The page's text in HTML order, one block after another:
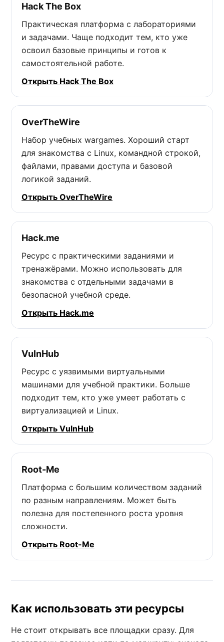
Hack The Box
Практическая платформа с лабораториями
и задачами. Чаще подходит тем, кто уже
освоил базовые принципы и готов к
самостоятельной работе.
Открыть Hack The Box
OverTheWire
Набор учебных wargames. Хороший старт
для знакомства с Linux, командной строкой,
файлами, правами доступа и базовой
логикой заданий.
Открыть OverTheWire
Hack.me
Ресурс с практическими заданиями и
тренажёрами. Можно использовать для
знакомства с отдельными задачами в
безопасной учебной среде.
Открыть Hack.me
VulnHub
Ресурс с уязвимыми виртуальными
машинами для учебной практики. Больше
подходит тем, кто уже умеет работать с
виртуализацией и Linux.
Открыть VulnHub
Root-Me
Платформа с большим количеством заданий
по разным направлениям. Может быть
полезна для постепенного роста уровня
сложности.
Открыть Root-Me
Как использовать эти ресурсы
Не стоит открывать все площадки сразу. Для